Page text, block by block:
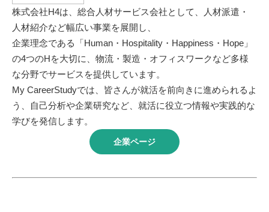
株式会社H4は、総合人材サービス会社として、人材派遣・
人材紹介など幅広い事業を展開し、
企業理念である「Human・Hospitality・Happiness・Hope」
の4つのHを大切に、物流・製造・オフィスワークなど多様
な分野でサービスを提供しています。
My CareerStudyでは、皆さんが就活を前向きに進められるよ
う、自己分析や企業研究など、就活に役立つ情報や実践的な
学びを発信します。
企業ページ